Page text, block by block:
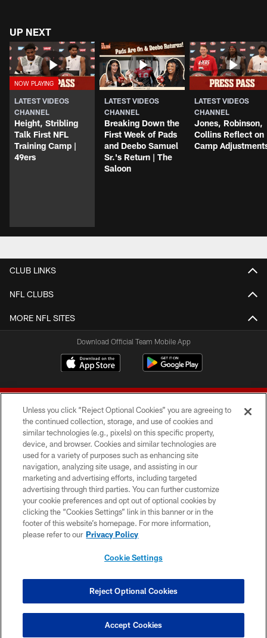
UP NEXT
LATEST VIDEOS
CHANNEL
Height, Stribling
Talk First NFL
Training Camp |
49ers
LATEST VIDEOS
CHANNEL
Breaking Down the
First Week of Pads
and Deebo Samuel
Sr.'s Return | The
Saloon
LATEST VIDEOS
CHANNEL
Jones, Robinson,
Collins Reflect on
Camp
CLUB LINKS
NFL CLUBS
MORE NFL SITES
Download Official Team Mobile App
© 2026 Forty Niners Football Company LLC
TERMS AND CONDITIONS
PRIVACY POLICY
ACCESSIBILITY
CONTACT US
COOKIE SETTINGS
Unless you click “Reject Optional Cookies” you are agreeing to
the continued collection, storage, and use of cookies and
similar technologies (e.g., pixels) on this specific property,
device, and browser. Cookies and similar technologies are
used for a variety of purposes such as enhancing site
navigation, analyzing site usage, and assisting in our
marketing and advertising efforts, including targeted
advertising through third parties. You can further customize
your cookie preferences and opt out of optional cookies by
clicking the “Cookies Settings” link in this banner or in the
footer of this website’s homepage. For more information,
please refer to our Privacy Policy
Cookie Settings
Reject Optional Cookies
Accept Cookies